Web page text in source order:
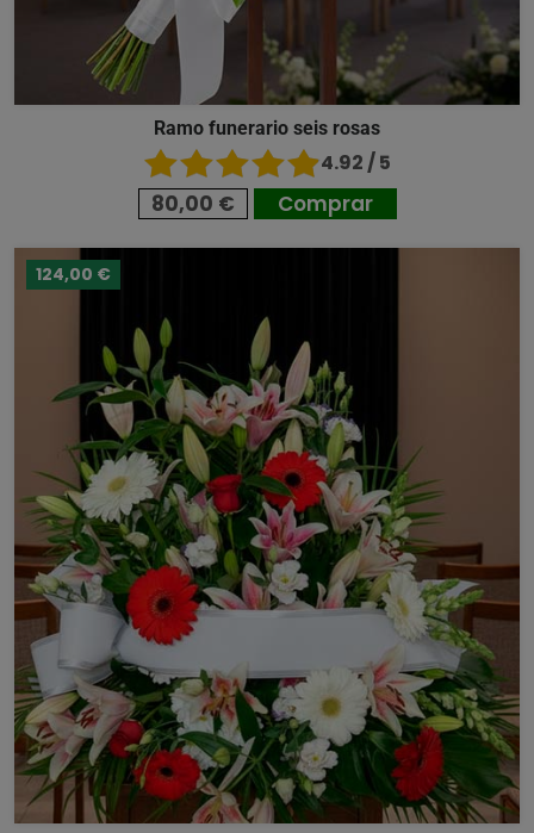
Ramo funerario seis rosas
4.92 / 5
80,00 € Comprar
124,00 €